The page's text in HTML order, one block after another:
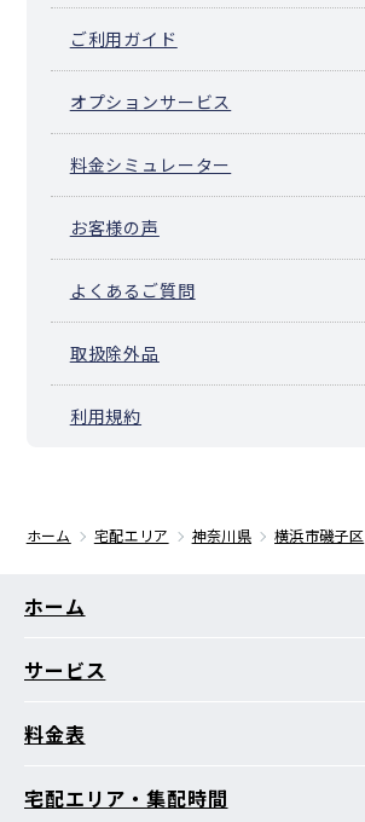
ご利用ガイド
オプションサービス
料金シミュレーター
お客様の声
よくあるご質問
取扱除外品
利用規約
ホーム 宅配エリア 神奈川県 横浜市磯子区
ホーム
サービス
料金表
宅配エリア・集配時間